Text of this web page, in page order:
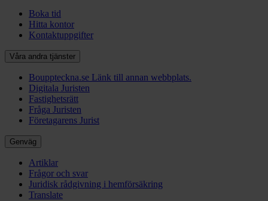
Boka tid
Hitta kontor
Kontaktuppgifter
Våra andra tjänster
Bouppteckna.se Länk till annan webbplats.
Digitala Juristen
Fastighetsrätt
Fråga Juristen
Företagarens Jurist
Genväg
Artiklar
Frågor och svar
Juridisk rådgivning i hemförsäkring
Translate